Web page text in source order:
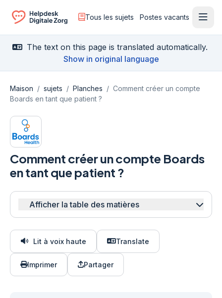
Ga naar de homepagina
Tous les sujets Postes vacants
The text on this page is translated automatically.
Show in original language
Maison / sujets / Planches / Comment créer un compte
Boards en tant que patient ?
Comment créer un compte Boards
en tant que patient ?
Afficher la table des matières
Lit à voix haute Translate
Imprimer Partager